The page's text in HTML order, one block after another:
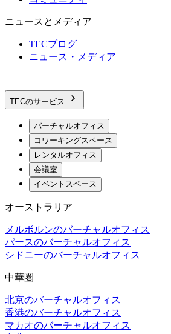
ニュースとメディア
TECブログ
ニュース・メディア
TECのサービス
バーチャルオフィス
コワーキングスペース
レンタルオフィス
会議室
イベントスペース
オーストラリア
メルボルンのバーチャルオフィス
パースのバーチャルオフィス
シドニーのバーチャルオフィス
中華圏
北京のバーチャルオフィス
香港のバーチャルオフィス
マカオのバーチャルオフィス